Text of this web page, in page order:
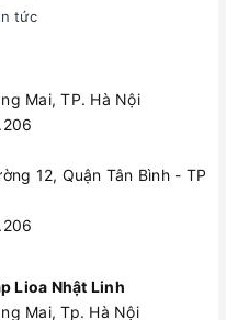
tức
Mai, TP. Hà Nội
12, Quận Tân Bình - TP
Lioa Nhật Linh
Mai, Tp. Hà Nội